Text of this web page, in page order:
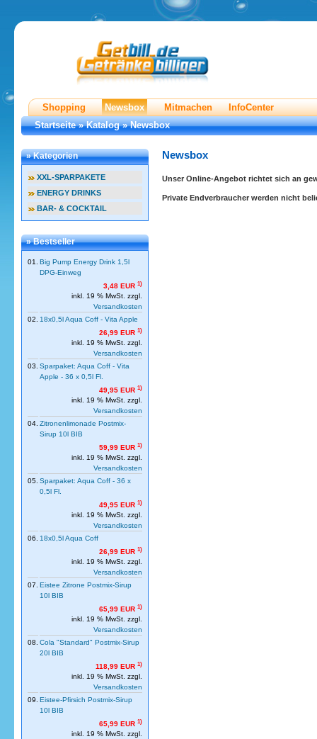
Shopping Newsbox Mitmachen
InfoCenter
Startseite»Katalog»Newsbox
» Kategorien
XXL-SPARPAKETE
ENERGY DRINKS
BAR- & COCKTAIL
» Bestseller
01. Big Pump Energy Drink 1,5l
DPG-Einweg
3,48 EUR 1)
inkl. 19 % MwSt. zzgl.
Versandkosten
02. 18x0,5l Aqua Coff - Vita Apple
26,99 EUR 1)
inkl. 19 % MwSt. zzgl.
Versandkosten
03. Sparpaket: Aqua Coff - Vita
Apple - 36 x 0,5l Fl.
49,95 EUR 1)
inkl. 19 % MwSt. zzgl.
Versandkosten
04. Zitronenlimonade Postmix-
Sirup 10l BIB
59,99 EUR 1)
inkl. 19 % MwSt. zzgl.
Versandkosten
05. Sparpaket: Aqua Coff - 36 x
0,5l Fl.
49,95 EUR 1)
inkl. 19 % MwSt. zzgl.
Versandkosten
06. 18x0,5l Aqua Coff
26,99 EUR 1)
inkl. 19 % MwSt. zzgl.
Versandkosten
07. Eistee Zitrone Postmix-Sirup
10l BIB
65,99 EUR 1)
inkl. 19 % MwSt. zzgl.
Versandkosten
08. Cola "Standard" Postmix-Sirup
20l BIB
118,99 EUR 1)
inkl. 19 % MwSt. zzgl.
Versandkosten
09. Eistee-Pfirsich Postmix-Sirup
10l BIB
65,99 EUR 1)
inkl. 19 % MwSt. zzgl.
Newsbox
Unser Online-Angebot richtet sich an
Private Endverbraucher werden nicht